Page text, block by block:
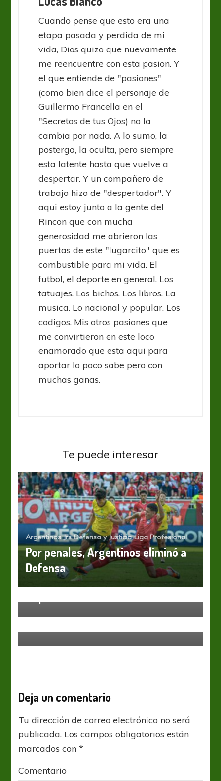
Cuando pense que esto era una
etapa pasada y perdida de mi
vida, Dios quizo que nuevamente
me reencuentre con esta pasion. Y
el que entiende de "pasiones"
(como bien dice el personaje de
Guillermo Francella en el
"Secretos de tus Ojos) no la
cambia por nada. A lo sumo, la
posterga, la oculta, pero siempre
esta latente hasta que vuelve a
despertar. Y un compañero de
trabajo hizo de "despertador". Y
aqui estoy junto a la gente del
Rincon que con mucha
generosidad me abrieron las
puertas de este "lugarcito" que es
combustible para mi vida. El
futbol, el deporte en general. Los
tatuajes. Los bichos. Los libros. La
musica. Lo nacional y popular. Los
codigos. Mis otros pasiones que
me convirtieron en este loco
enamorado que esta aqui para
aportar lo poco sabe pero con
muchas ganas.
Te puede interesar
Argentinos Jrs Defensa y Justicia Liga Profesional
Por penales, Argentinos eliminó a
Defensa
Liga Profesional
Deja un comentario
Tu dirección de correo electrónico no será
publicada. Los campos obligatorios están
marcados con*
Comentario